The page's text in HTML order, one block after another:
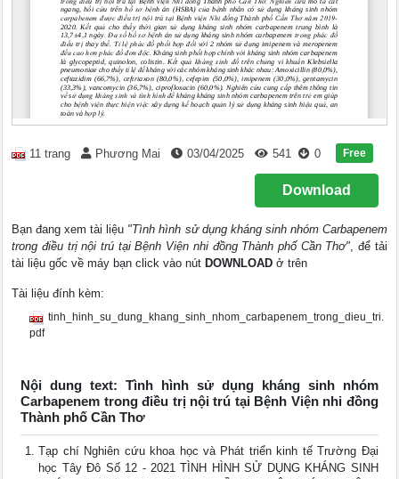
11 trang Phương Mai 03/04/2025 541 0 Free
Download
Bạn đang xem tài liệu "Tình hình sử dụng kháng sinh nhóm Carbapenem
trong điều trị nội trú tại Bệnh Viện nhi đồng Thành phố Cần Thơ", để tải
tài liệu gốc về máy bạn click vào nút DOWNLOAD ở trên
Tài liệu đính kèm:
tinh_hinh_su_dung_khang_sinh_nhom_carbapenem_trong_dieu_tri.
pdf
Nội dung text: Tình hình sử dụng kháng sinh nhóm
Carbapenem trong điều trị nội trú tại Bệnh Viện nhi đồng
Thành phố Cần Thơ
Tạp chí Nghiên cứu khoa học và Phát triển kinh tế Trường Đại
học Tây Đô Số 12 - 2021 TÌNH HÌNH SỬ DỤNG KHÁNG SINH